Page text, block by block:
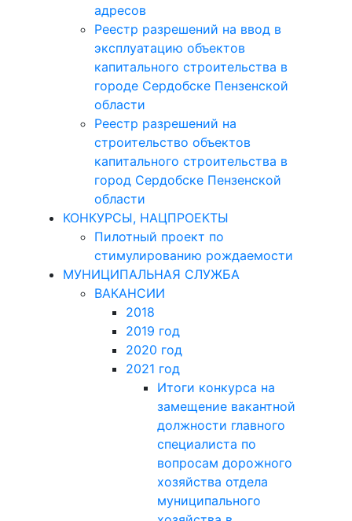
адресов
Реестр разрешений на ввод в
эксплуатацию объектов
капитального строительства в
городе Сердобске Пензенской
области
Реестр разрешений на
строительство объектов
капитального строительства в
город Сердобске Пензенской
области
КОНКУРСЫ, НАЦПРОЕКТЫ
Пилотный проект по
стимулированию рождаемости
МУНИЦИПАЛЬНАЯ СЛУЖБА
ВАКАНСИИ
2018
2019 год
2020 год
2021 год
Итоги конкурса на
замещение вакантной
должности главного
специалиста по
вопросам дорожного
хозяйства отдела
муниципального